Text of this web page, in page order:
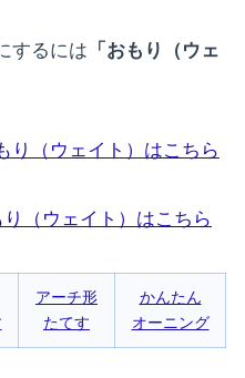
するには 「 おもり（ウェ
り（ウェイト）はこちら
（ウェイト）はこちら
アーチ形
たてす
かんたん
オーニング